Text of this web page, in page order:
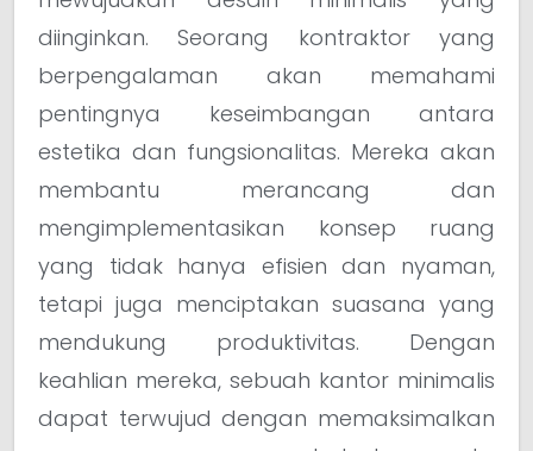
diinginkan. Seorang kontraktor yang
berpengalaman akan memahami
pentingnya keseimbangan antara
estetika dan fungsionalitas. Mereka akan
membantu merancang dan
mengimplementasikan konsep ruang
yang tidak hanya efisien dan nyaman,
tetapi juga menciptakan suasana yang
mendukung produktivitas. Dengan
keahlian mereka, sebuah kantor minimalis
dapat terwujud dengan memaksimalkan